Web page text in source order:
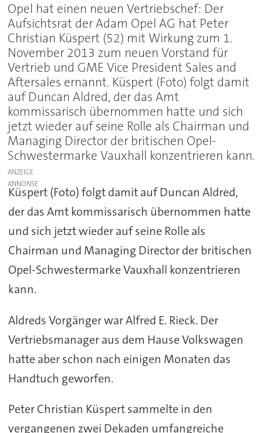
Opel hat einen neuen Vertriebschef: Der
Aufsichtsrat der Adam Opel AG hat Peter
Christian Küspert (52) mit Wirkung zum 1.
November 2013 zum neuen Vorstand für
Vertrieb und GME Vice President Sales and
Aftersales ernannt. Küspert (Foto) folgt damit
auf Duncan Aldred, der das Amt
kommissarisch übernommen hatte und sich
jetzt wieder auf seine Rolle als Chairman und
Managing Director der britischen Opel-
Schwestermarke Vauxhall konzentrieren kann.
ANZEIGE
Küspert (Foto) folgt damit auf Duncan Aldred,
der das Amt kommissarisch übernommen hatte
und sich jetzt wieder auf seine Rolle als
Chairman und Managing Director der britischen
Opel-Schwestermarke Vauxhall konzentrieren
kann.
Aldreds Vorgänger war Alfred E. Rieck. Der
Vertriebsmanager aus dem Hause Volkswagen
hatte aber schon nach einigen Monaten das
Handtuch geworfen.
Peter Christian Küspert sammelte in den
vergangenen zwei Dekaden umfangreiche